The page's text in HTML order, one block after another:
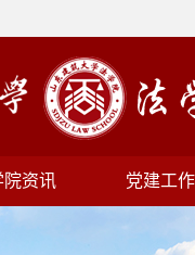
院资讯 党建工作